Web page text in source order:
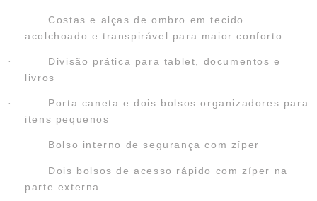
·
Costas e alças de ombro em tecido
acolchoado e transpirável para maior conforto
·
Divisão prática para tablet, documentos e
livros
·
Porta caneta e dois bolsos organizadores para
itens pequenos
· Bolso interno de segurança com zíper
·
Dois bolsos de acesso rápido com zíper na
parte externa